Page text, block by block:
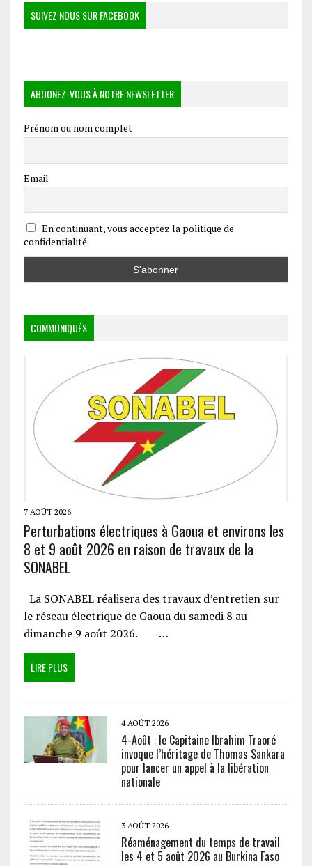
SUIVEZ NOUS SUR FACEBOOK
ABOONEZ-VOUS À NOTRE NEWSLETTER
Prénom ou nom complet
Email
En continuant, vous acceptez la politique de
confidentialité
COMMUNIQUÉS
7 AOÛT 2026
Perturbations électriques à Gaoua et environs les
8 et 9 août 2026 en raison de travaux de la
SONABEL
La SONABEL réalisera des travaux d’entretien sur
le réseau électrique de Gaoua du samedi 8 au
dimanche 9 août 2026. …
LIRE PLUS
4 AOÛT 2026
4-Août : le Capitaine Ibrahim Traoré
invoque l’héritage de Thomas Sankara
pour lancer un appel à la libération
nationale
3 AOÛT 2026
Réaménagement du temps de travail
les 4 et 5 août 2026 au Burkina Faso